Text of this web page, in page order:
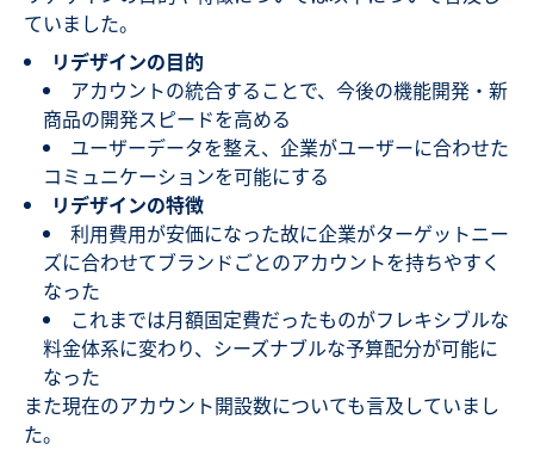
ていました。
リデザインの目的
アカウントの統合することで、今後の機能開発・新
商品の開発スピードを高める
ユーザーデータを整え、企業がユーザーに合わせた
コミュニケーションを可能にする
リデザインの特徴
利用費用が安価になった故に企業がターゲットニー
ズに合わせてブランドごとのアカウントを持ちやすく
なった
これまでは月額固定費だったものがフレキシブルな
料金体系に変わり、シーズナブルな予算配分が可能に
なった
また現在のアカウント開設数についても言及していまし
た。